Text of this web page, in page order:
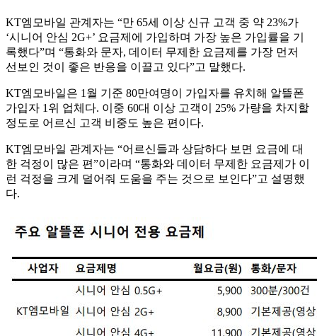
KT엠모바일 관계자는 “만 65세 이상 신규 고객 중 약 23%가
‘시니어 안심 2G+’ 요금제에 가입하며 가장 높은 가입률을 기
록했다”며 “통화와 문자, 데이터 무제한 요금제를 가장 먼저
선보인 것이 좋은 반응을 이끌고 있다”고 말했다.
KT엠모바일은 1월 기준 80만여명이 가입자를 유치해 알뜰폰
가입자 1위 업체다. 이중 60대 이상 고객이 25% 가량을 차지할
정도로 어르신 고객 비중도 높은 편이다.
KT엠모바일 관계자는 “어르신들과 상담하다 보면 요금에 대
한 걱정이 많은 편”이라며 “통화와 데이터 무제한 요금제가 이
런 걱정을 크게 덜어줘 도움을 주는 것으로 보인다”고 설명했
다.